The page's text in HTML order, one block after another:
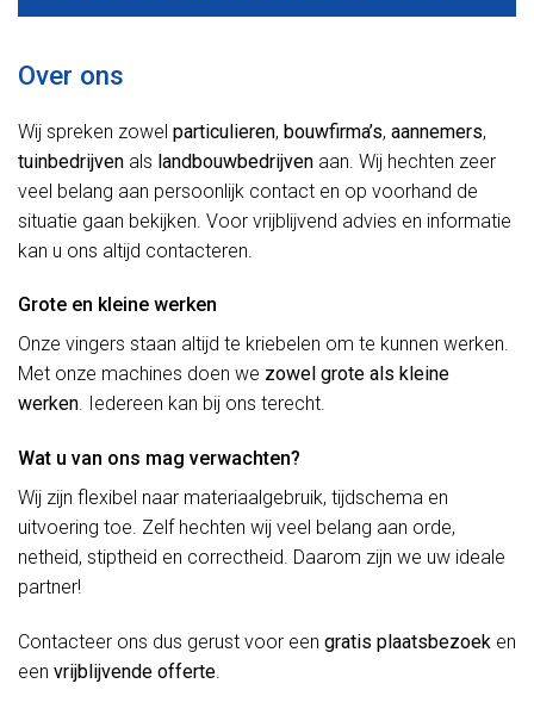
Over ons
Wij spreken zowel particulieren, bouwfirma’s, aannemers,
tuinbedrijven als landbouwbedrijven aan. Wij hechten zeer
veel belang aan persoonlijk contact en op voorhand de
situatie gaan bekijken. Voor vrijblijvend advies en informatie
kan u ons altijd contacteren.
Grote en kleine werken
Onze vingers staan altijd te kriebelen om te kunnen werken.
Met onze machines doen we zowel grote als kleine
werken. Iedereen kan bij ons terecht.
Wat u van ons mag verwachten?
Wij zijn flexibel naar materiaalgebruik, tijdschema en
uitvoering toe. Zelf hechten wij veel belang aan orde,
netheid, stiptheid en correctheid. Daarom zijn we uw ideale
partner!
Contacteer ons dus gerust voor een gratis plaatsbezoek en
een vrijblijvende offerte.